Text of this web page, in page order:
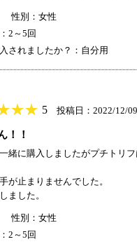
性別：女性
2～5回
されましたか？：自分用
★★ 5 投稿日：2022/12/09
！！
緒に購入しましたがプチトリ
が止まりませんでした。
ました。
性別：女性
2～5回